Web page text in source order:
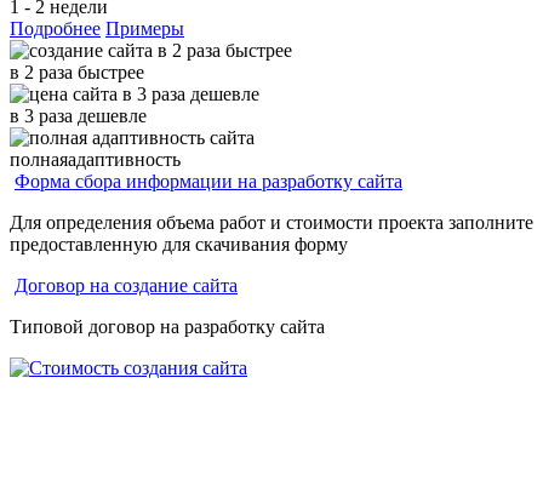
1 - 2 недели
Подробнее Примеры
в 2 раза быстрее
в 3 раза дешевле
полнаяадаптивность
Форма сбора информации на разработку сайта
Для определения объема работ и стоимости проекта заполните
предоставленную для скачивания форму
Договор на создание сайта
Типовой договор на разработку сайта